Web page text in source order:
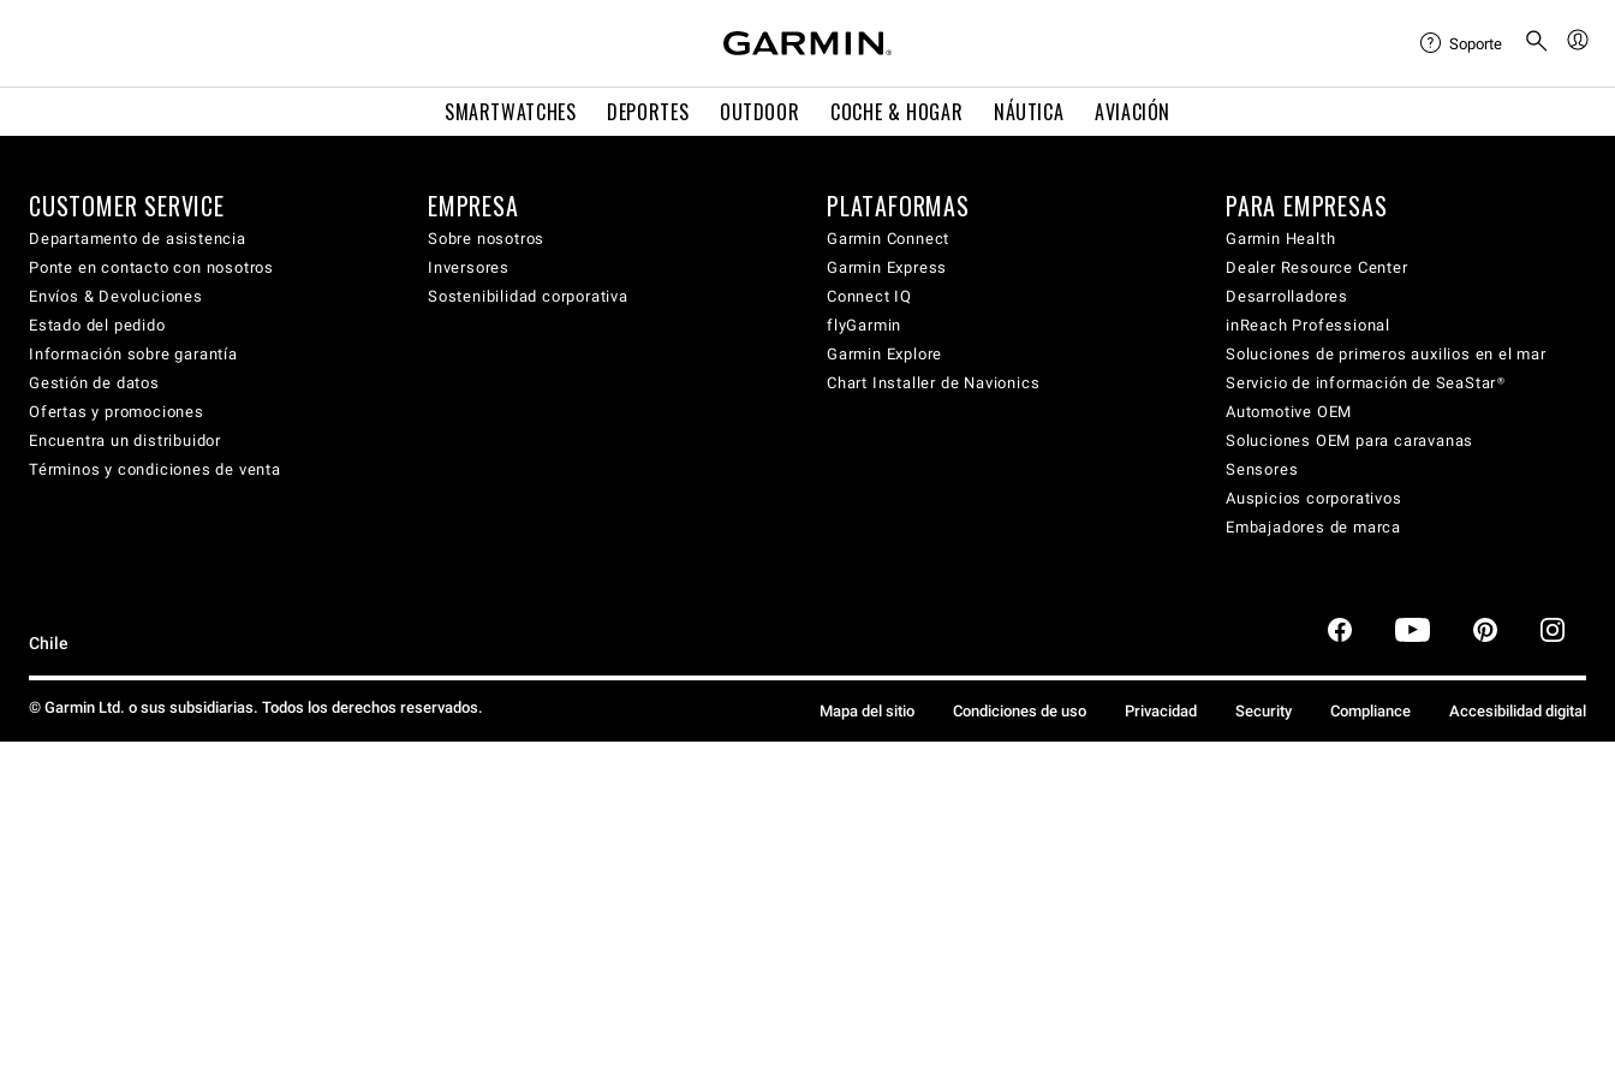
SMARTWATCHES DEPORTES OUTDOOR COCHE & HOGAR NÁUTICA AVIACIÓN
Soporte
CUSTOMER SERVICE
Departamento de asistencia
Ponte en contacto con nosotros
Envíos & Devoluciones
Estado del pedido
Información sobre garantía
Gestión de datos
Ofertas y promociones
Encuentra un distribuidor
Términos y condiciones de venta
EMPRESA
Sobre nosotros
Inversores
Sostenibilidad corporativa
PLATAFORMAS
Garmin Connect
Garmin Express
Connect IQ
flyGarmin
Garmin Explore
Chart Installer de Navionics
PARA EMPRESAS
Garmin Health
Dealer Resource Center
Desarrolladores
inReach Professional
Soluciones de primeros auxilios en el mar
Servicio de información de SeaStar®
Automotive OEM
Soluciones OEM para caravanas
Sensores
Auspicios corporativos
Embajadores de marca
Chile
© Garmin Ltd. o sus subsidiarias. Todos los derechos reservados. Mapa del sitio Condiciones de uso Privacidad Security Compliance Accesibilidad digital